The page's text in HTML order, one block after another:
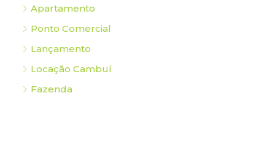
Apartamento
Ponto Comercial
Lançamento
Locação Cambuí
Fazenda